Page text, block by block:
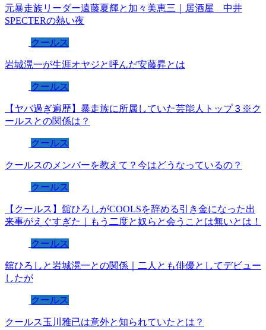
元暴走族リーダー遠藤夏輝と加々美恵三｜居酒屋 中井
SPECTERの熱い夜
クールス
岩城滉一が生涯オヤジと呼んだ安藤昇とは
クールス
【ヤバ過ぎ遍歴】暴走族に所属していた芸能人トップ３※ク
ールスとの関係は？
クールス
クールスのメンバーを教えて？今はどうなっているの？
クールス
【クールス】舘ひろしがCOOLSを辞める引き金になった出
来事がえぐすぎた｜もう二度と奴らと会うことは無いとは！
クールス
舘ひろしと岩城滉一との関係｜二人とも俳優としてデビュー
したが
クールス
クールス玉川雅已は意外と知られていたとは？